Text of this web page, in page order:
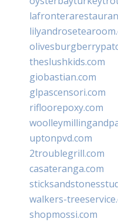
theslushkids.com
giobastian.com
glpascensori.com
rifloorepoxy.com
uptonpvd.com
2troublegrill.com
casateranga.com
walkers-
shopmossi.com